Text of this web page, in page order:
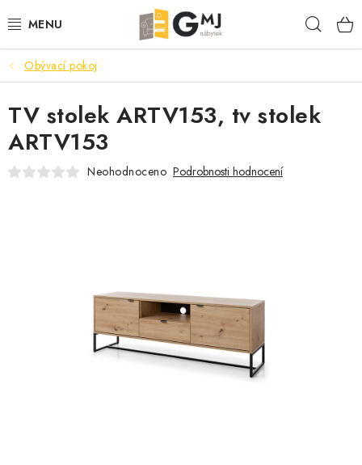
na
SEDACÍ SOUPRAVY
OBÝVACÍ POKOJ
LOŽNICE
Obývací pokoj
TV stolek ARTV153, tv stolek
ARTV153
Neohodnoceno Podrobnosti hodnocení